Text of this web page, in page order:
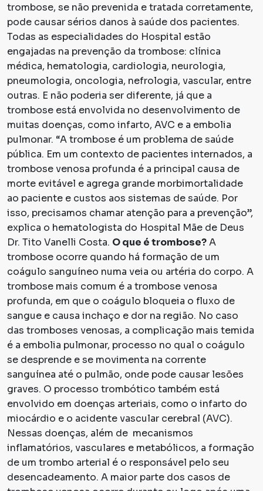
trombose, se não prevenida e tratada corretamente,
pode causar sérios danos à saúde dos pacientes.
Todas as especialidades do Hospital estão
engajadas na prevenção da trombose: clínica
médica, hematologia, cardiologia, neurologia,
pneumologia, oncologia, nefrologia, vascular, entre
outras. E não poderia ser diferente, já que a
trombose está envolvida no desenvolvimento de
muitas doenças, como infarto, AVC e a embolia
pulmonar. “A trombose é um problema de saúde
pública. Em um contexto de pacientes internados, a
trombose venosa profunda é a principal causa de
morte evitável e agrega grande morbimortalidade
ao paciente e custos aos sistemas de saúde. Por
isso, precisamos chamar atenção para a prevenção”,
explica o hematologista do Hospital Mãe de Deus
Dr. Tito Vanelli Costa. O que é trombose?A
trombose ocorre quando há formação de um
coágulo sanguíneo numa veia ou artéria do corpo. A
trombose mais comum é a trombose venosa
profunda, em que o coágulo bloqueia o fluxo de
sangue e causa inchaço e dor na região. No caso
das tromboses venosas, a complicação mais temida
é a embolia pulmonar, processo no qual o coágulo
se desprende e se movimenta na corrente
sanguínea até o pulmão, onde pode causar lesões
graves. O processo trombótico também está
envolvido em doenças arteriais, como o infarto do
miocárdio e o acidente vascular cerebral (AVC).
Nessas doenças, além de mecanismos
inflamatórios, vasculares e metabólicos, a formação
de um trombo arterial é o responsável pelo seu
desencadeamento. A maior parte dos casos de